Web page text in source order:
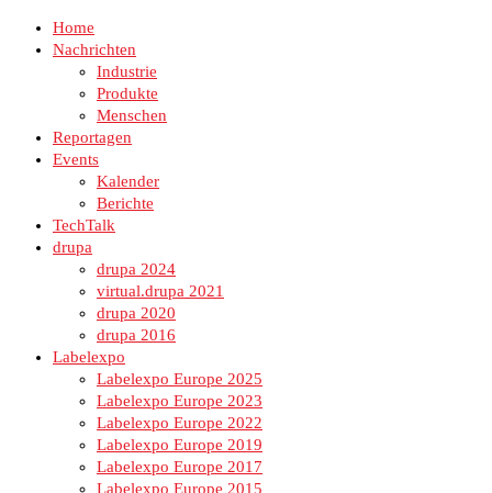
Home
Nachrichten
Industrie
Produkte
Menschen
Reportagen
Events
Kalender
Berichte
TechTalk
drupa
drupa 2024
virtual.drupa 2021
drupa 2020
drupa 2016
Labelexpo
Labelexpo Europe 2025
Labelexpo Europe 2023
Labelexpo Europe 2022
Labelexpo Europe 2019
Labelexpo Europe 2017
Labelexpo Europe 2015